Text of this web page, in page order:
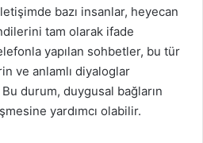
bazı insanlar, heyecan
tam olarak ifade
yapılan sohbetler, bu tür
ve anlamlı diyaloglar
durum, duygusal bağların
yardımcı olabilir.